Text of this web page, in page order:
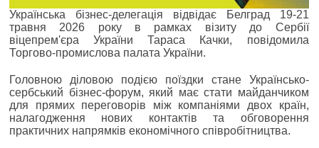
Українська бізнес-делегація відвідає Белград 19-21
травня 2026 року в рамках візиту до Сербії
віцепрем'єра України Тараса Качки, повідомила
Торгово-промислова палата України.
Головною діловою подією поїздки стане Українсько-
сербський бізнес-форум, який має стати майданчиком
для прямих переговорів між компаніями двох країн,
налагодження нових контактів та обговорення
практичних напрямків економічного співробітництва.